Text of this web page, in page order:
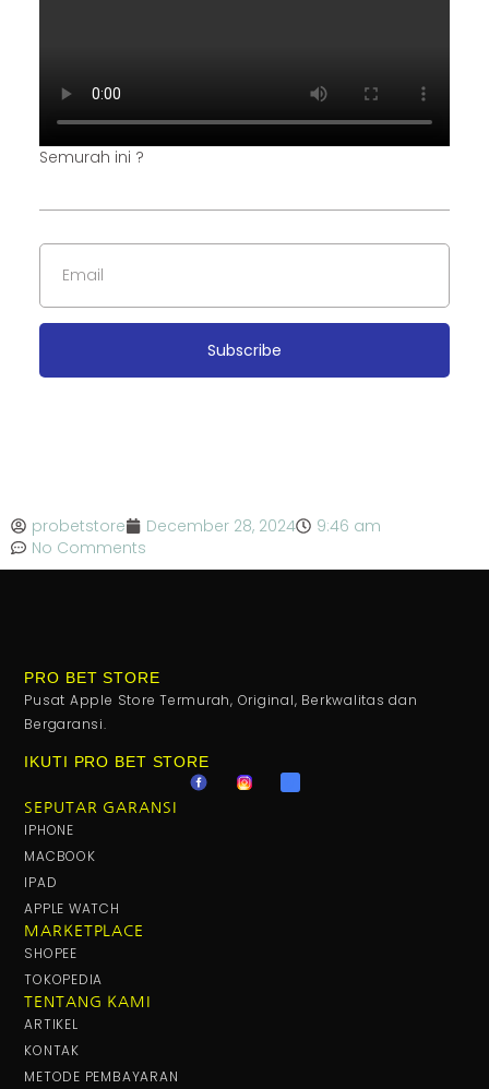
Semurah ini ?
Subscribe
probetstore December 28, 2024
9:46 am
No Comments
PRO BET STORE
Pusat Apple Store Termurah, Original, Berkwalitas dan
Bergaransi.
IKUTI PRO BET STORE
SEPUTAR GARANSI
IPHONE
MACBOOK
IPAD
APPLE WATCH
MARKETPLACE
SHOPEE
TOKOPEDIA
TENTANG KAMI
ARTIKEL
KONTAK
METODE PEMBAYARAN